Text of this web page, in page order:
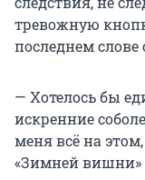
тревожную
последнем
— Хотелось бы
искренние
меня всё на
«Зимней